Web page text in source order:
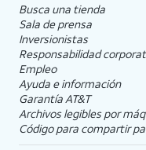
Busca una tienda
Sala de prensa
Inversionistas
Responsabilidad
Empleo
Ayuda e información
Garantía AT&T
Archivos legibles por
Código para compartir